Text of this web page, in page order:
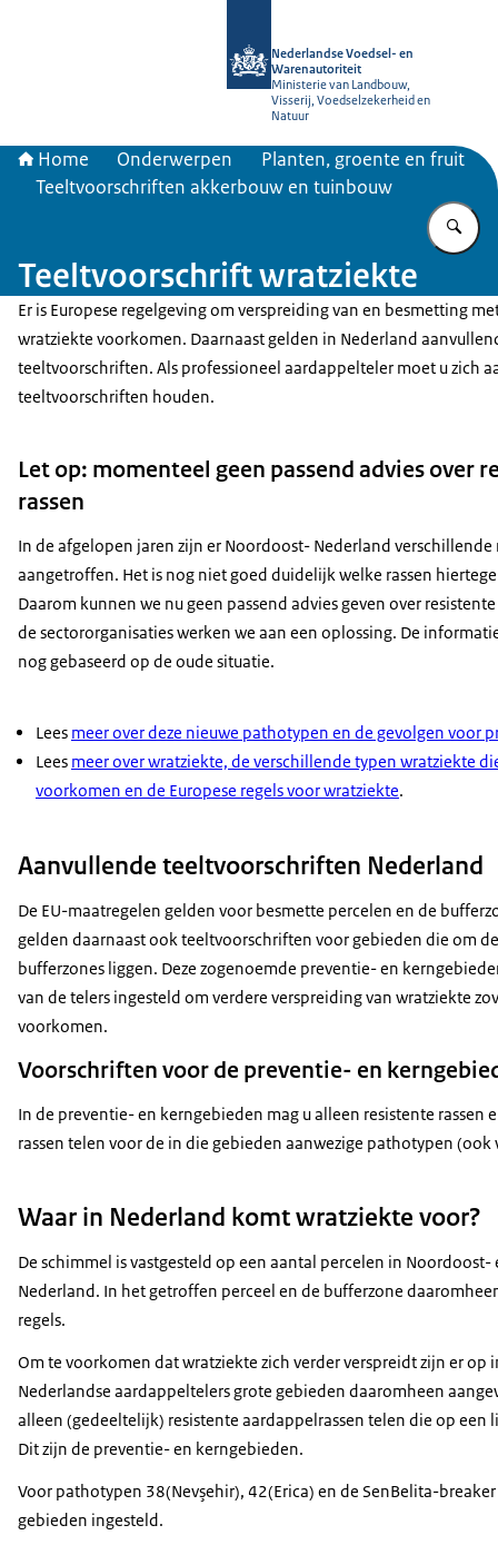
Nederlandse Voedsel- en
Warenautoriteit
Ministerie van Landbouw,
Visserij, Voedselzekerheid en
Natuur
Home Onderwerpen
Planten, groente en fruit
Teeltvoorschriften akkerbouw en tuinbouw
Teeltvoorschrift wratziekte
Er is Europese regelgeving om verspreiding van en besmetting
wratziekte voorkomen. Daarnaast gelden in Nederland
teeltvoorschriften. Als professioneel aardappelteler moet u zich
teeltvoorschriften houden.
Let op: momenteel geen passend advies over
rassen
In de afgelopen jaren zijn er Noordoost- Nederland verschillende
aangetroffen. Het is nog niet goed duidelijk welke rassen
Daarom kunnen we nu geen passend advies geven over
de sectororganisaties werken we aan een oplossing. De
nog gebaseerd op de oude situatie.
Lees meer over deze nieuwe pathotypen en de gevolgen voor
Lees meer over wratziekte, de verschillende typen wratziekte
voorkomen en de Europese regels voor wratziekte.
Aanvullende teeltvoorschriften Nederland
De EU-maatregelen gelden voor besmette percelen en de
gelden daarnaast ook teeltvoorschriften voor gebieden die om
bufferzones liggen. Deze zogenoemde preventie- en
van de telers ingesteld om verdere verspreiding van wratziekte
voorkomen.
Voorschriften voor de preventie- en
In de preventie- en kerngebieden mag u alleen resistente rassen
rassen telen voor de in die gebieden aanwezige pathotypen (ook
Waar in Nederland komt wratziekte voor?
De schimmel is vastgesteld op een aantal percelen in Noordoost-
Nederland. In het getroffen perceel en de bufferzone
regels.
Om te voorkomen dat wratziekte zich verder verspreidt zijn er op
Nederlandse aardappeltelers grote gebieden daaromheen
alleen (gedeeltelijk) resistente aardappelrassen telen die op een
Dit zijn de preventie- en kerngebieden.
Voor pathotypen 38(Nevşehir), 42(Erica) en de SenBelita-
gebieden ingesteld.